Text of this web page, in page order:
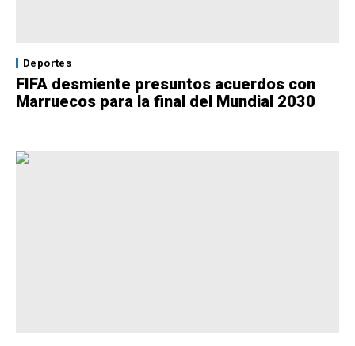
Deportes
FIFA desmiente presuntos acuerdos con
Marruecos para la final del Mundial 2030